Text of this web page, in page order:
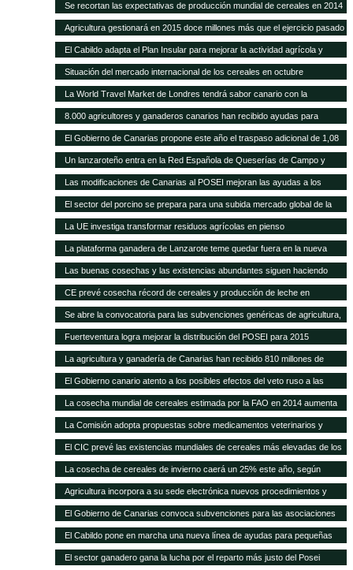
Se recortan las expectativas de producción mundial de cereales en 2014
a pesar de las cosechas récord de maíz y trigo
Agricultura gestionará en 2015 doce millones más que el ejercicio pasado
y alcanza los 418,9 millones de euros
El Cabildo adapta el Plan Insular para mejorar la actividad agrícola y
ganadera
Situación del mercado internacional de los cereales en octubre
La World Travel Market de Londres tendrá sabor canario con la
promoción de sus quesos y vinos
8.000 agricultores y ganaderos canarios han recibido ayudas para
desarrollo rural
El Gobierno de Canarias propone este año el traspaso adicional de 1,08
millones del REA a la ganadería de las islas
Un lanzaroteño entra en la Red Española de Queserías de Campo y
Artesanas
Las modificaciones de Canarias al POSEI mejoran las ayudas a los
sectores productivos canarios
El sector del porcino se prepara para una subida mercado global de la
carne del 40% en 20 años
La UE investiga transformar residuos agrícolas en pienso
La plataforma ganadera de Lanzarote teme quedar fuera en la nueva
revisión del Posei
Las buenas cosechas y las existencias abundantes siguen haciendo
bajar los precios internacionales de los alimentos
CE prevé cosecha récord de cereales y producción de leche en
próximos meses
Se abre la convocatoria para las subvenciones genéricas de agricultura,
ganadería y pesca
Fuerteventura logra mejorar la distribución del POSEI para 2015
La agricultura y ganadería de Canarias han recibido 810 millones de
euros en ayudas del POSEI esta legislatura
El Gobierno canario atento a los posibles efectos del veto ruso a las
importaciones de la UE
La cosecha mundial de cereales estimada por la FAO en 2014 aumenta
en 14 Mt
La Comisión adopta propuestas sobre medicamentos veterinarios y
piensos medicamentosos
El CIC prevé las existencias mundiales de cereales más elevadas de los
15 años
La cosecha de cereales de invierno caerá un 25% este año, según
Agricultura
Agricultura incorpora a su sede electrónica nuevos procedimientos y
servicios on line
El Gobierno de Canarias convoca subvenciones para las asociaciones
agrarias
El Cabildo pone en marcha una nueva línea de ayudas para pequeñas
queserías con 100.000 euros
El sector ganadero gana la lucha por el reparto más justo del Posei